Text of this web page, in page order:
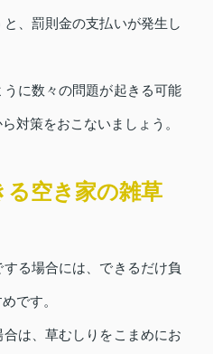
、罰則金の支払いが発生し
に数々の問題が起きる可能
対策をおこないましょう。
空き家の雑草
る場合には、できるだけ負
です。
は、草むしりをこまめにお